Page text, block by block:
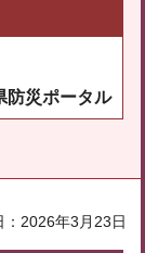
防災ポータル
：2026年3月23日